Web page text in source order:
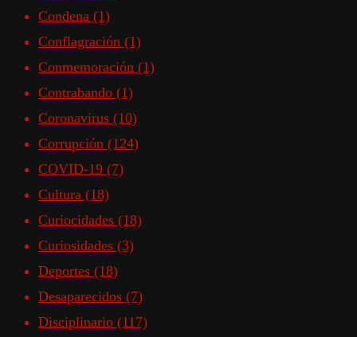
Condena (1)
Conflagración (1)
Conmemoración (1)
Contrabando (1)
Coronavirus (10)
Corrupción (124)
COVID-19 (7)
Cultura (18)
Curiocidades (18)
Curiosidades (3)
Deportes (18)
Desaparecidos (7)
Disciplinario (117)